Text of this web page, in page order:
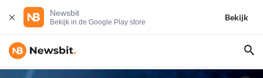
Newsbit
Bekijk in de Google Play store
Bekijk